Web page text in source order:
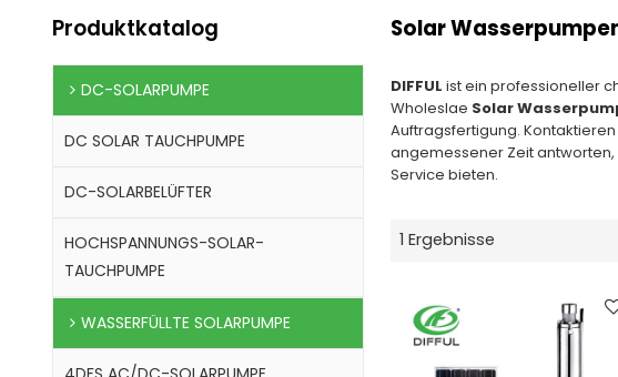
Produktkatalog
DC-SOLARPUMPE
DC SOLAR TAUCHPUMPE
DC-SOLARBELÜFTER
HOCHSPANNUNGS-SOLAR-
TAUCHPUMPE
WASSERFÜLLTE SOLARPUMPE
Solar
DIFFUL ist ein professioneller
Wholeslae Solar
Auftragsfertigung.
angemessener Zeit
Service bieten.
1 Ergebnisse